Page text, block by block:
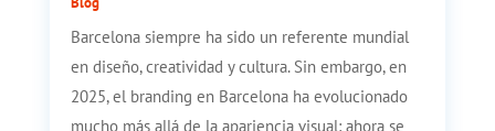
Barcelona siempre ha sido un referente mundial
en diseño, creatividad y cultura. Sin embargo, en
2025, el branding en Barcelona ha evolucionado
mucho más allá de la apariencia visual: ahora se